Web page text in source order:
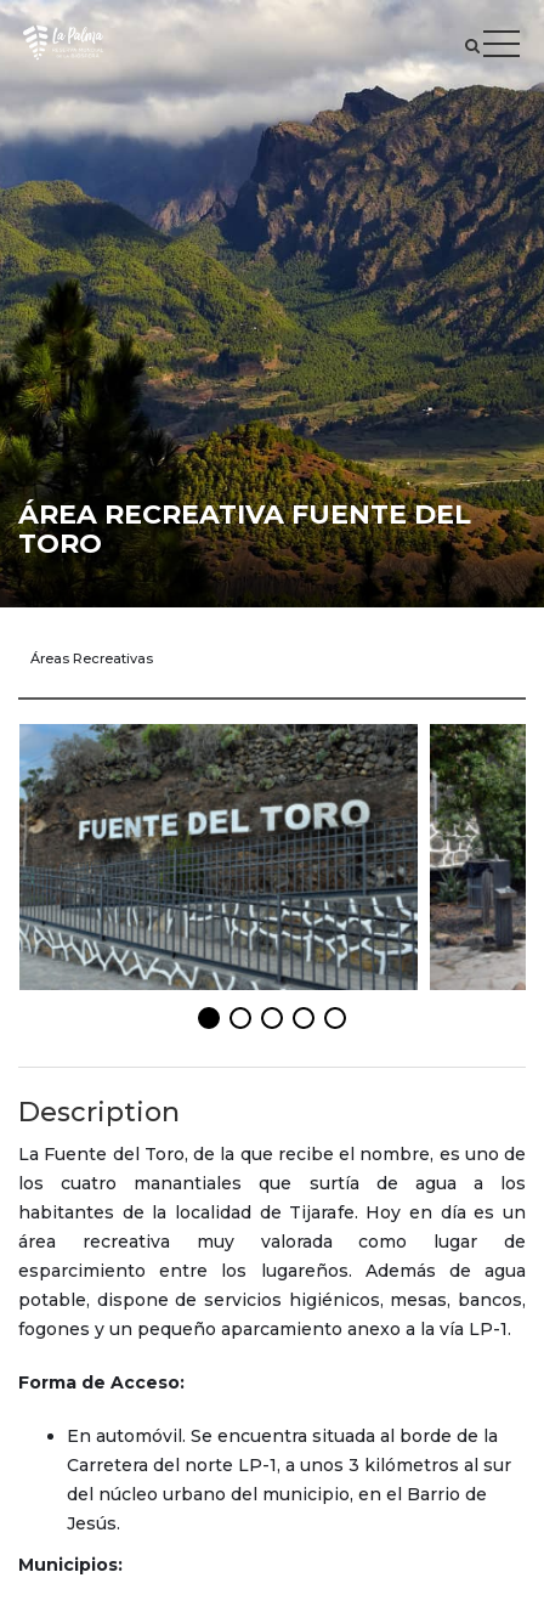
ÁREA RECREATIVA FUENTE DEL
TORO
Áreas Recreativas
Description
La Fuente del Toro, de la que recibe el nombre, es uno de
los cuatro manantiales que surtía de agua a los
habitantes de la localidad de Tijarafe. Hoy en día es un
área recreativa muy valorada como lugar de
esparcimiento entre los lugareños. Además de agua
potable, dispone de servicios higiénicos, mesas, bancos,
fogones y un pequeño aparcamiento anexo a la vía LP-1.
Forma de Acceso:
En automóvil. Se encuentra situada al borde de la
Carretera del norte LP-1, a unos 3 kilómetros al sur
del núcleo urbano del municipio, en el Barrio de
Jesús.
Municipios: